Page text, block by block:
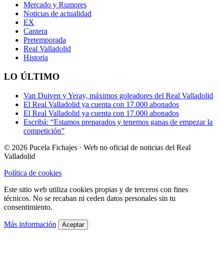
Mercado y Rumores
Noticias de actualidad
EX
Cantera
Pretemporada
Real Valladolid
Historia
LO ÚLTIMO
Van Duiven y Yeray, máximos goleadores del Real Valladolid
El Real Valladolid ya cuenta con 17.000 abonados
El Real Valladolid ya cuenta con 17.000 abonados
Escribá: “Estamos preparados y tenemos ganas de empezar la
competición”
© 2026 Pucela Fichajes · Web no oficial de noticias del Real
Valladolid
Política de cookies
Este sitio web utiliza cookies propias y de terceros con fines
técnicos. No se recaban ni ceden datos personales sin tu
consentimiento.
Más información Aceptar